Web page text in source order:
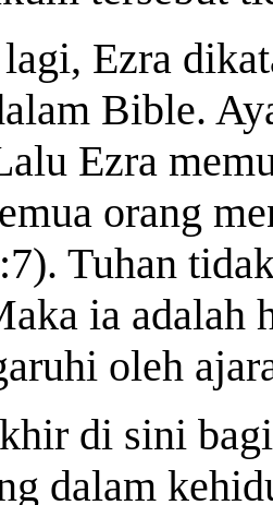
Ezra
Bible.
Ezra
orang
Tuhan
ia adalah
oleh
di sini
dalam